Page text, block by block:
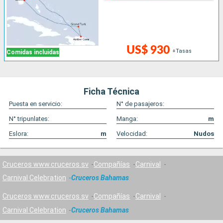
Comidas incluidas US$ 930 +Tasas
Ficha Técnica
Puesta en servicio:
N° de pasajeros:
N° tripunlates:
Manga:
m
Eslora:
m Velocidad: Nudos
Cruceros www.cruceros.sv Compañías
Carnival
Carnival Celebration
Cruceros Bahamas
Cruceros www.cruceros.sv Compañías
Carnival
Carnival Celebration
Cruceros Bahamas